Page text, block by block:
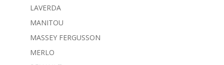
LAVERDA
MANITOU
MASSEY FERGUSSON
MERLO